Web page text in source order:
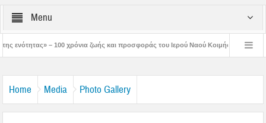
Menu
ζωής και προσφοράς του Ιερού Ναού Κοιμήσεως της Θεοτόκου Πτελεού
Home Media Photo Gallery